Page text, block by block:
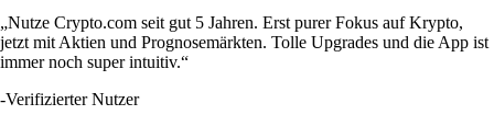
„Nutze Crypto.com seit gut 5 Jahren. Erst purer Fokus auf Krypto,
jetzt mit Aktien und Prognosemärkten. Tolle Upgrades und die App ist
immer noch super intuitiv.“
-Verifizierter Nutzer